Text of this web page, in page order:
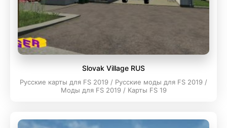
Slovak Village RUS
Русские карты для FS 2019 / Русские моды для FS 2019 /
Моды для FS 2019 / Карты FS 19